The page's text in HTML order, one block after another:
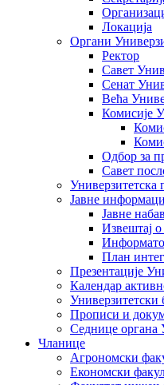
Локација
Органи
Ректор
Савет
Сенат
Већа
Комисије
Одбор за
Савет
Универзитетска
Јавне
Јавне
Извештај о
План
Презентације
Календар
Универзитетски
Прописи и
Седнице органа
Чланице
Агрономски
Економски